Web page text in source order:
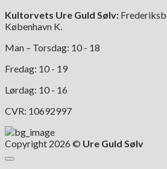
Kultorvets Ure Guld Sølv:
København K.
Man – Torsdag: 10 - 18
Fredag: 10 - 19
Lørdag: 10 - 16
CVR: 10692997
Copyright 2026 © Ure Guld Sølv